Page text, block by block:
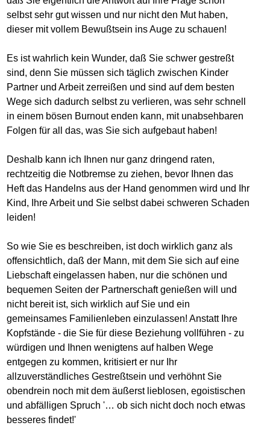
selbst sehr gut wissen und nur nicht den Mut haben,
dieser mit vollem Bewußtsein ins Auge zu schauen!
Es ist wahrlich kein Wunder, daß Sie schwer gestreßt
sind, denn Sie müssen sich täglich zwischen Kinder
Partner und Arbeit zerreißen und sind auf dem besten
Wege sich dadurch selbst zu verlieren, was sehr schnell
in einem bösen Burnout enden kann, mit unabsehbaren
Folgen für all das, was Sie sich aufgebaut haben!
Deshalb kann ich Ihnen nur ganz dringend raten,
rechtzeitig die Notbremse zu ziehen, bevor Ihnen das
Heft das Handelns aus der Hand genommen wird und Ihr
Kind, Ihre Arbeit und Sie selbst dabei schweren Schaden
leiden!
So wie Sie es beschreiben, ist doch wirklich ganz als
offensichtlich, daß der Mann, mit dem Sie sich auf eine
Liebschaft eingelassen haben, nur die schönen und
bequemen Seiten der Partnerschaft genießen will und
nicht bereit ist, sich wirklich auf Sie und ein
gemeinsames Familienleben einzulassen! Anstatt Ihre
Kopfstände - die Sie für diese Beziehung vollführen - zu
würdigen und Ihnen wenigtens auf halben Wege
entgegen zu kommen, kritisiert er nur Ihr
allzuverständliches Gestreßtsein und verhöhnt Sie
obendrein noch mit dem äußerst lieblosen, egoistischen
und abfälligen Spruch '… ob sich nicht doch noch etwas
besseres findet!'